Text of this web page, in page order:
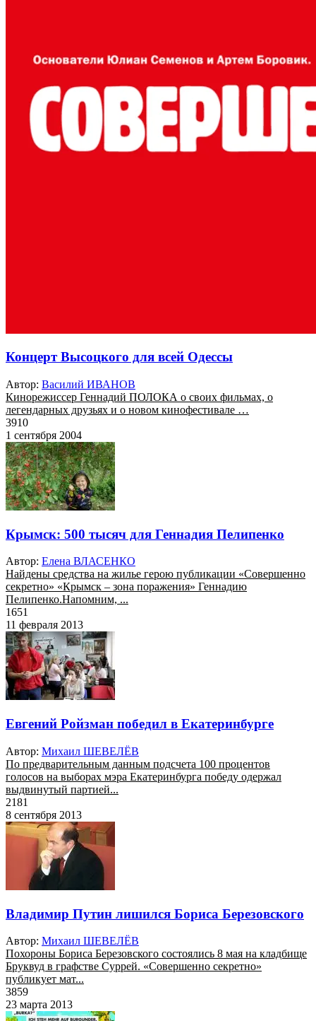
Концерт Высоцкого для всей Одессы
Автор: Василий ИВАНОВ
Кинорежиссер Геннадий ПОЛОКА о своих фильмах, о
легендарных друзьях и о новом кинофестивале …
3910
1 сентября 2004
Крымск: 500 тысяч для Геннадия Пелипенко
Автор: Елена ВЛАСЕНКО
Найдены средства на жилье герою публикации «Совершенно
секретно» «Крымск – зона поражения» Геннадию
Пелипенко.Напомним, ...
1651
11 февраля 2013
Евгений Ройзман победил в Екатеринбурге
Автор: Михаил ШЕВЕЛЁВ
По предварительным данным подсчета 100 процентов
голосов на выборах мэра Екатеринбурга победу одержал
выдвинутый партией...
2181
8 сентября 2013
Владимир Путин лишился Бориса Березовского
Автор: Михаил ШЕВЕЛЁВ
Похороны Бориса Березовского состоялись 8 мая на кладбище
Бруквуд в графстве Суррей. «Совершенно секретно»
публикует мат...
3859
23 марта 2013